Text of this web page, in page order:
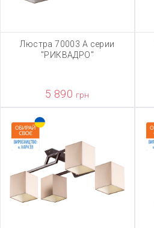
Люстра 70003 А серии
"РИКВАДРО"
5 890 грн